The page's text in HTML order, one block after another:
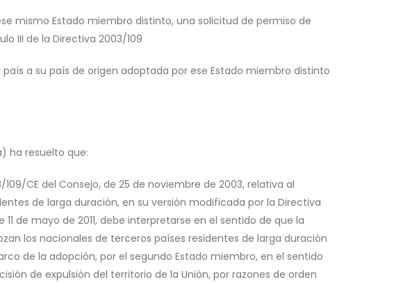
mismo Estado miembro distinto, una solicitud de permiso de
III de la Directiva 2003/109
a su país de origen adoptada por ese Estado miembro distinto
ha resuelto que:
CE del Consejo, de 25 de noviembre de 2003, relativa al
de larga duración, en su versión modificada por la Directiva
11 de mayo de 2011, debe interpretarse en el sentido de que la
los nacionales de terceros países residentes de larga duración
de la adopción, por el segundo Estado miembro, en el sentido
de expulsión del territorio de la Unión, por razones de orden